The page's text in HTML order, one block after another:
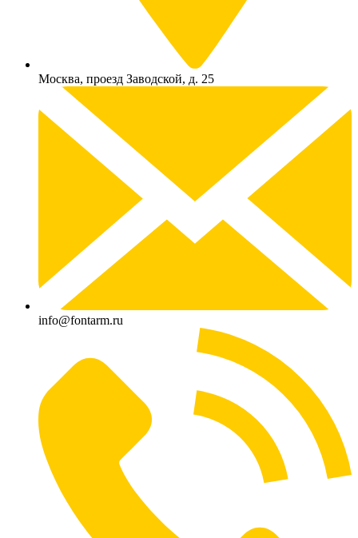
Москва, проезд Заводской, д. 25
info@fontarm.ru